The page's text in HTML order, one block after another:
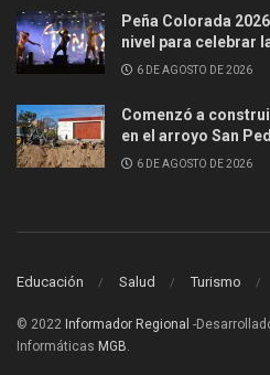
Peña Colorada
nivel para celebrar
6 DE AGOSTO DE 2026
Comenzó a
en el arroyo San
6 DE AGOSTO DE 2026
Educación Salud Turismo
© 2022 Informador Regional -
Informáticas MGB.